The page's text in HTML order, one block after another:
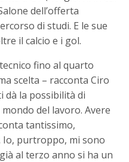
dell’offerta
di studi. E le sue
il calcio e i gol.
fino al quarto
scelta – racconta Ciro
dà la possibilità di
del lavoro. Avere
tantissimo,
purtroppo, mi sono
al terzo anno si ha un